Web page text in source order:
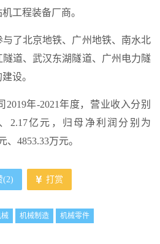
工程装备厂商。
了北京地铁、广州地铁、南水北
道、武汉东湖隧道、广州电力隧
设。
年-2021年度，营业收入分别
2.17亿元，归母净利润分别为
、4853.33万元。
(2) 打赏
械 机械制造 机械零件